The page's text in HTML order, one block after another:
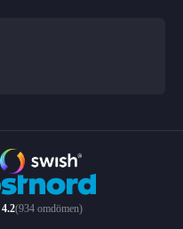
4.2(934 omdömen)